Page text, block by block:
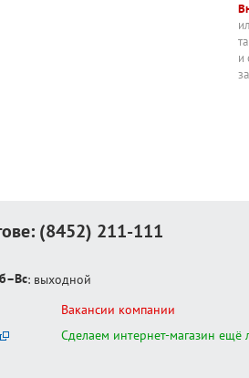
и
(8452) 211-111
: выходной
Вакансии компании
Сделаем интернет-магазин ещё